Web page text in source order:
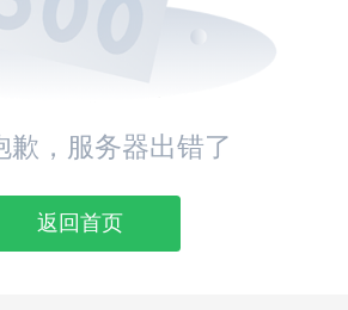
歉，服务器出错了
返回首页